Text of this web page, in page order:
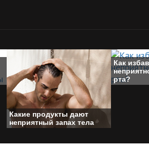
Какие продукты дают
неприятный запах тела
Как
рта?